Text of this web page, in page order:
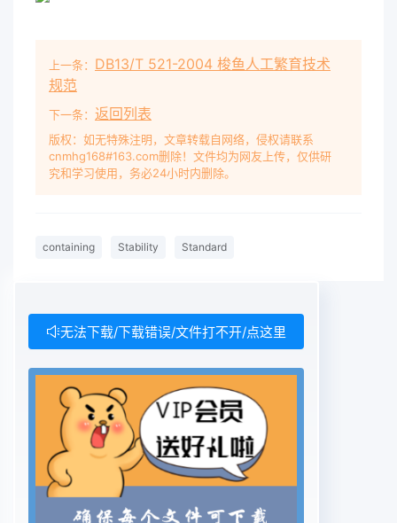
上一条： DB13/T 521-2004 梭鱼人工繁育技术
规范
下一条： 返回列表
版权：如无特殊注明，文章转载自网络，侵权请联系
cnmhg168#163.com删除！文件均为网友上传，仅供研
究和学习使用，务必24小时内删除。
containing Stability Standard
无法下载/下载错误/文件打不开/点这里